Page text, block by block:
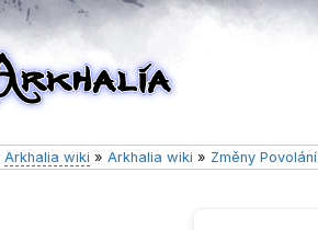
Arkhalia wiki » Arkhalia wiki » Změny Povolání